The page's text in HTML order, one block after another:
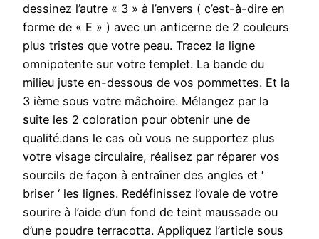
dessinez l’autre « 3 » à l’envers ( c’est-à-dire en
forme de « E » ) avec un anticerne de 2 couleurs
plus tristes que votre peau. Tracez la ligne
omnipotente sur votre templet. La bande du
milieu juste en-dessous de vos pommettes. Et la
3 ième sous votre mâchoire. Mélangez par la
suite les 2 coloration pour obtenir une de
qualité.dans le cas où vous ne supportez plus
votre visage circulaire, réalisez par réparer vos
sourcils de façon à entraîner des angles et ‘
briser ‘ les lignes. Redéfinissez l’ovale de votre
sourire à l’aide d’un fond de teint maussade ou
d’une poudre terracotta. Appliquez l’article sous